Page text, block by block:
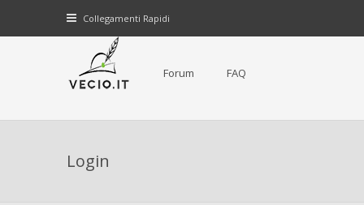
Collegamenti Rapidi
Forum FAQ
Login